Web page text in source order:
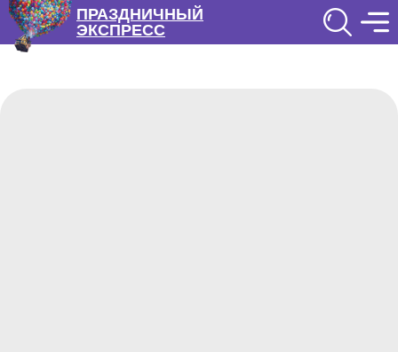
ПРАЗДНИЧНЫЙ
ЭКСПРЕСС